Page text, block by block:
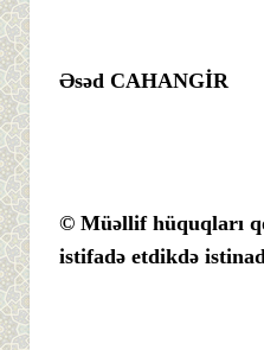
Əsəd CAHANGİR
© Müəllif hüquqları
istifadə etdikdə